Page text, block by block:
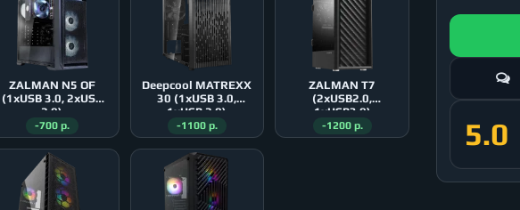
ZALMAN N5 OF
(1xUSB 3.0, 2xUSB
2.0)
-700 р.
Deepcool MATREXX
30 (1xUSB 3.0,
1xUSB 2.0)
-1100 р.
ZALMAN T7
(2xUSB2.0,
1xUSB3.0)
-1200 р. 5.0